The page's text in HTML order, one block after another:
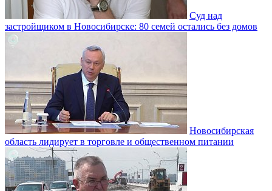
Суд над
застройщиком в Новосибирске: 80 семей остались без домов
Новосибирская
область лидирует в торговле и общественном питании